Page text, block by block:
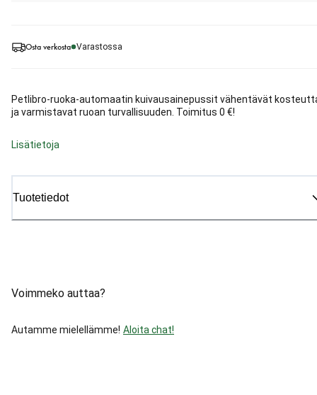
Osta verkosta Varastossa
Petlibro-ruoka-automaatin kuivausainepussit vähentävät
ja varmistavat ruoan turvallisuuden. Toimitus 0 €!
Lisätietoja
Tuotetiedot
Voimmeko auttaa?
Autamme mielellämme! Aloita chat!